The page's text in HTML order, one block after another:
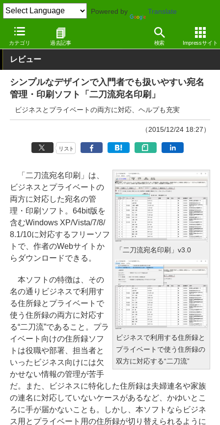
Powered by Translate
カテゴリ 過去記事 検索 Impressサイト
窓の杜 ライフ 生活
レビュー
シンプルなデザインで入門者でも扱いやすい宛名
管理・印刷ソフト「二刀流宛名印刷」
ビジネスとプライベートの両方に対応、ヘルプも充実
（2015/12/24 18:27）
リスト
「二刀流宛名印刷」v3.0
ビジネスで利用する住所録と
プライベートで使う住所録の
双方に対応する“二刀流”
「二刀流宛名印刷」は、
ビジネスとプライベートの
両方に対応した宛名の管
理・印刷ソフト。64bit版を
含むWindows XP/Vista/7/8/
8.1/10に対応するフリーソフ
トで、作者のWebサイトか
らダウンロードできる。
本ソフトの特徴は、その
名の通りビジネスで利用す
る住所録とプライベートで
使う住所録の両方に対応す
る“二刀流”であること。プラ
イベート向けの住所録ソフ
トは役職や部署、担当者と
いったビジネス向けには欠
かせない情報の管理が苦手
だ。また、ビジネスに特化した住所録は夫婦連名や家族
の連名に対応していないケースがあるなど、かゆいとこ
ろに手が届かないことも。しかし、本ソフトならビジネ
ス用とプライベート用の住所録が切り替えられるように